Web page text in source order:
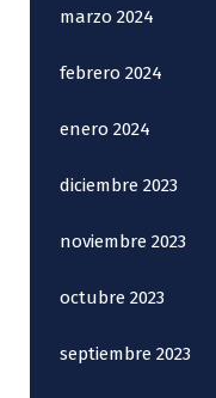
marzo 2024
febrero 2024
enero 2024
diciembre 2023
noviembre 2023
octubre 2023
septiembre 2023